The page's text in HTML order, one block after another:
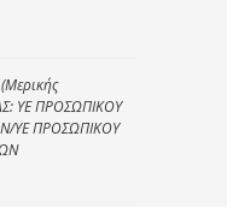
ΥΕ ΠΡΟΣΩΠΙΚΟΥ
ΥΕ ΠΡΟΣΩΠΙΚΟΥ